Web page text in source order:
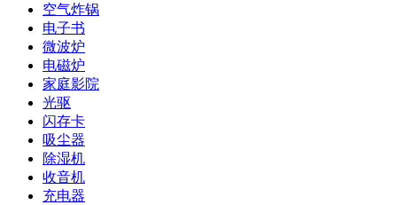
空气炸锅
电子书
微波炉
电磁炉
家庭影院
光驱
闪存卡
吸尘器
除湿机
收音机
充电器